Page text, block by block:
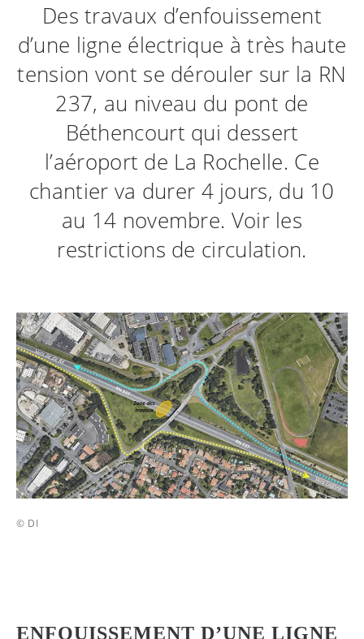
Des travaux d’enfouissement
d’une ligne électrique à très haute
tension vont se dérouler sur la RN
237, au niveau du pont de
Béthencourt qui dessert
l’aéroport de La Rochelle. Ce
chantier va durer 4 jours, du 10
au 14 novembre. Voir les
restrictions de circulation.
© DI
ENFOUISSEMENT D’UNE LIGNE